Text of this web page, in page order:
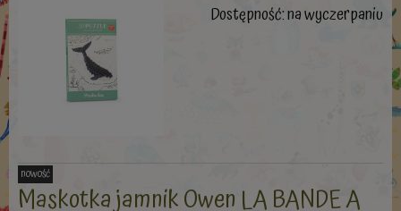
Dostępność:na wyczerpaniu
Maskotka jamnik Owen LA BANDE A
nowość